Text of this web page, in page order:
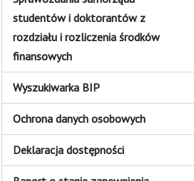
studentów i doktorantów z
rozdziału i rozliczenia środków
finansowych
Wyszukiwarka BIP
Ochrona danych osobowych
Deklaracja dostępności